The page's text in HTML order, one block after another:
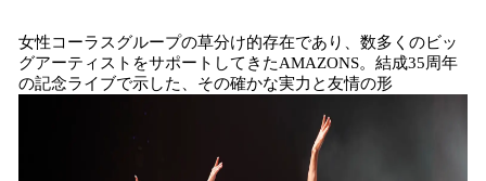
込
み
中
女性コーラスグループの草分け的存在であり、数多くのビッ
グアーティストをサポートしてきたAMAZONS。結成35周年
の記念ライブで示した、その確かな実力と友情の形